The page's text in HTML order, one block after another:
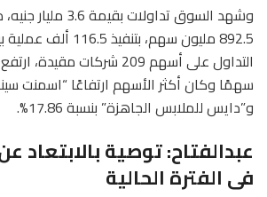
وشهد السوق تداولات
892.5 مليون سهم،
و”دايس للملابس الجاهزة” بنسبة 17.86%.
عبدالفتاح: توصية بالابتعاد
فى الفترة الحالية